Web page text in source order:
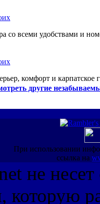
со всеми удобствами и
комфорт и карпатское
другие
При использовании
ссылка на
не несет